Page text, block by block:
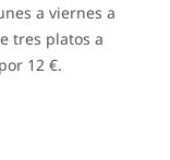
a viernes a
tres platos a
12 €.